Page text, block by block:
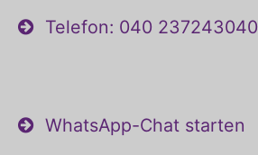
Telefon: 040 237243040
WhatsApp-Chat starten